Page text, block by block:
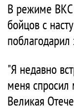
В режиме ВКС
бойцов с
поблагодарил
"Я недавно
меня
Великая